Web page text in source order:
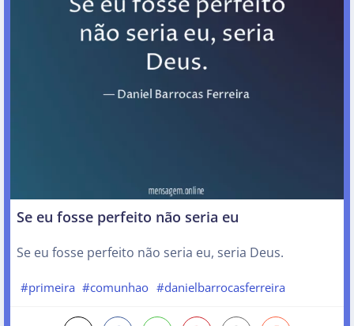
Se eu fosse perfeito não seria eu
Se eu fosse perfeito não seria eu, seria Deus.
#primeira #comunhao #danielbarrocasferreira